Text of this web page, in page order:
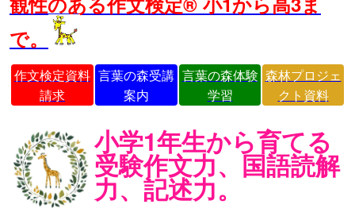
で。
作文検定資料
請求
言葉の森受講
案内
言葉の森体験
学習
森林プロジェ
クト資料
小学1年生から育てる
受験作文力、国語読解
力、記述力。